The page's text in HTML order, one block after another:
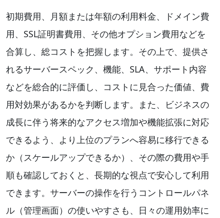
初期費用、月額または年額の利用料金、ドメイン費
用、SSL証明書費用、その他オプション費用などを
合算し、総コストを把握します。その上で、提供さ
れるサーバースペック、機能、SLA、サポート内容
などを総合的に評価し、コストに見合った価値、費
用対効果があるかを判断します。また、ビジネスの
成長に伴う将来的なアクセス増加や機能拡張に対応
できるよう、より上位のプランへ容易に移行できる
か（スケールアップできるか）、その際の費用や手
順も確認しておくと、長期的な視点で安心して利用
できます。サーバーの操作を行うコントロールパネ
ル（管理画面）の使いやすさも、日々の運用効率に